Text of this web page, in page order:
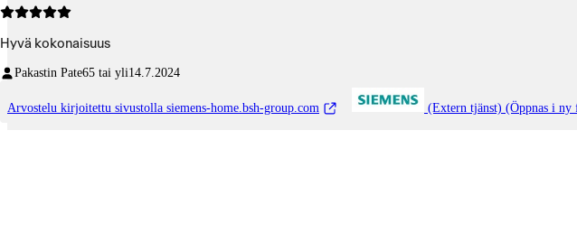
Hyvä kokonaisuus
Pakastin Pate65 tai yli14.7.2024
Arvostelu kirjoitettu sivustolla siemens-home.bsh-group.com (Extern tjänst) (Öppnas i